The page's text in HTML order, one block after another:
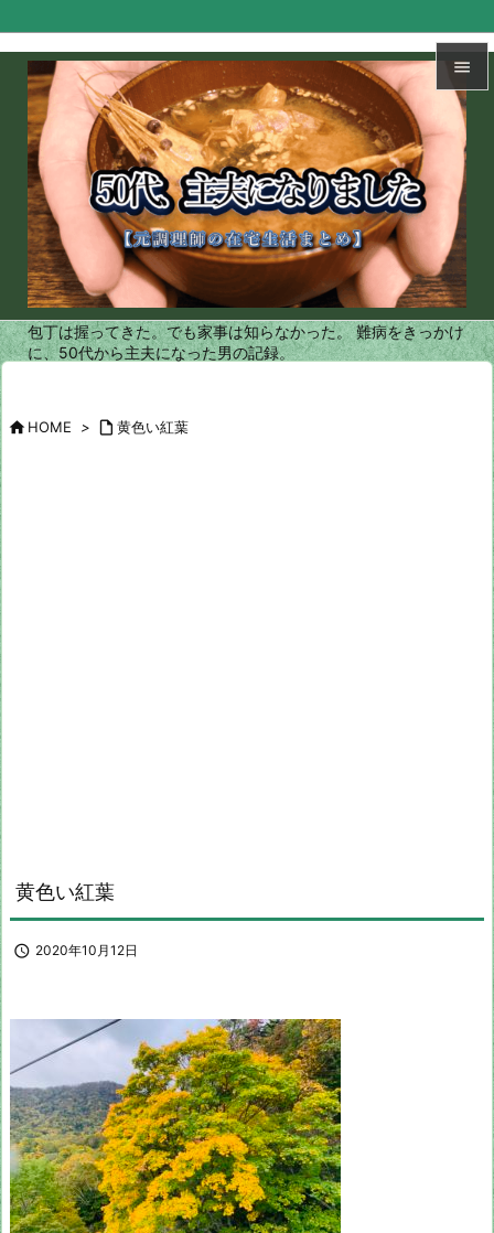


メニュ

サイド

前へ

次へ

検索
包丁は握ってきた。でも家事は知らなかった。 難病をきっかけ
に、50代から主夫になった男の記録。
HOME >  黄色い紅葉
黄色い紅葉
 2020年10月12日